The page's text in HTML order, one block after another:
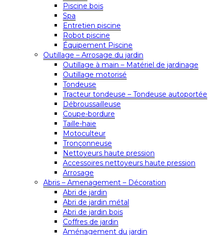
Piscine bois
Spa
Entretien piscine
Robot piscine
Équipement Piscine
Outillage – Arrosage du jardin
Outillage à main – Matériel de jardinage
Outillage motorisé
Tondeuse
Tracteur tondeuse – Tondeuse autoportée
Débroussailleuse
Coupe-bordure
Taille-haie
Motoculteur
Tronçonneuse
Nettoyeurs haute pression
Accessoires nettoyeurs haute pression
Arrosage
Abris – Amenagement – Décoration
Abri de jardin
Abri de jardin métal
Abri de jardin bois
Coffres de jardin
Aménagement du jardin